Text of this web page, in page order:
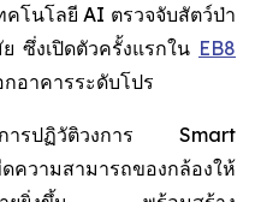
โนโลยี AI ตรวจจับสัตว์ป่า
ซึ่งเปิดตัวครั้งแรกใน EB8
อาคารระดับโปร
การปฏิวัติวงการ Smart
วามสามารถของกล้องให้